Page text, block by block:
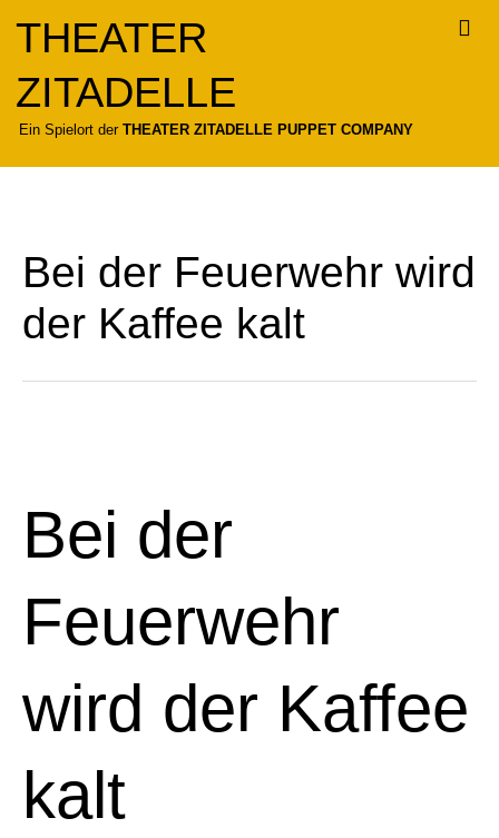
springen
THEATER
ZITADELLE
Ein Spielort derTHEATER ZITADELLE PUPPET COMPANY
Bei der Feuerwehr wird
der Kaffee kalt
Bei der
Feuerwehr
wird der Kaffee
kalt
Feuerwehr
wird
der
Kaffee
kalt